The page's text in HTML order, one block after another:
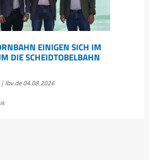
EINIGEN SICH IM
DIE SCHEIDTOBELBAHN
| lbv.de 04.08.2026